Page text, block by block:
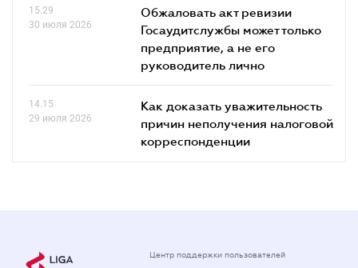
15.29
30 июля 2026
Обжаловать акт ревизии
Госаудитслужбы может только
предприятие, а не его
руководитель лично
14.15
29 июля 2026
Как доказать уважительность
причин неполучения налоговой
корреспонденции
Центр поддержки пользователей